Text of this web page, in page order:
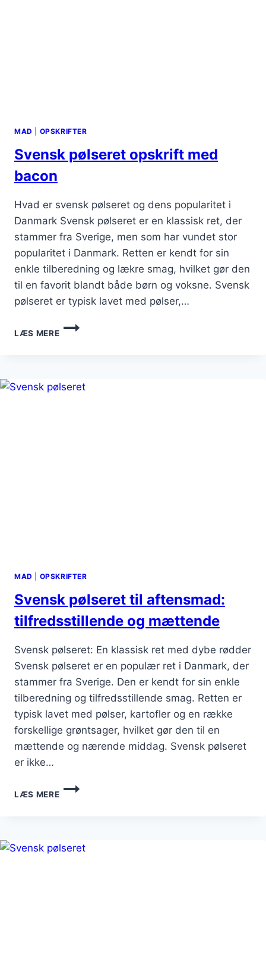
MAD OPSKRIFTER
Svensk pølseret opskrift med
bacon
Hvad er svensk pølseret og dens popularitet i
Danmark Svensk pølseret er en klassisk ret, der
stammer fra Sverige, men som har vundet stor
popularitet i Danmark. Retten er kendt for sin
enkle tilberedning og lækre smag, hvilket gør den
til en favorit blandt både børn og voksne. Svensk
pølseret er typisk lavet med pølser,…
LÆS MERE
SVENSK
PØLSERET
MAD OPSKRIFTER
Svensk pølseret til aftensmad:
tilfredsstillende og mættende
Svensk pølseret: En klassisk ret med dybe rødder
Svensk pølseret er en populær ret i Danmark, der
stammer fra Sverige. Den er kendt for sin enkle
tilberedning og tilfredsstillende smag. Retten er
typisk lavet med pølser, kartofler og en række
forskellige grøntsager, hvilket gør den til en
mættende og nærende middag. Svensk pølseret
er ikke…
LÆS MERE
SVENSK
PØLSERET
OG